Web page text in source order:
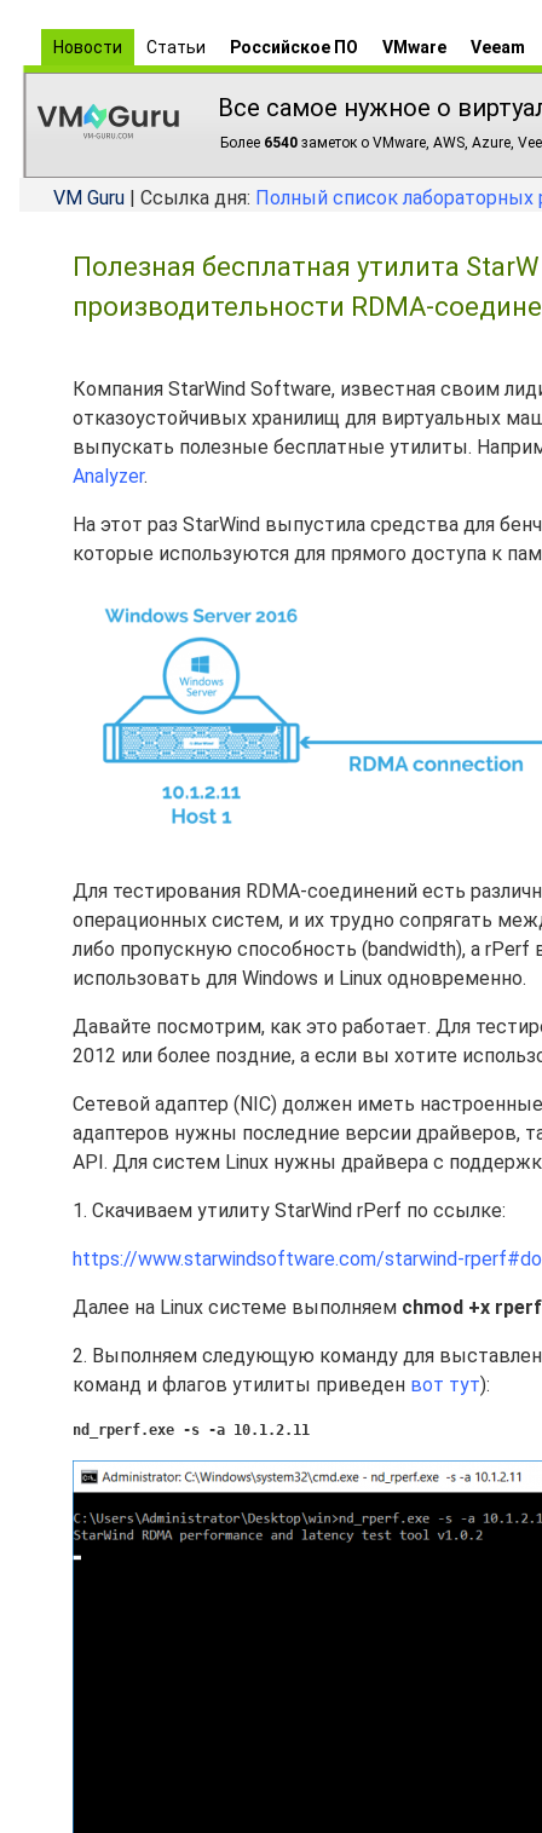
Новости Статьи Российское ПО VMware Veeam
Все самое нужное о
Более 6540 заметок о VMware, AWS, Azure,
VM Guru | Ссылка дня: Полный список лабораторных
Полезная бесплатная утилита
производительности RDMA-
Компания StarWind Software, известная своим
отказоустойчивых хранилищ для виртуальных
выпускать полезные бесплатные утилиты.
Analyzer.
На этот раз StarWind выпустила средства для
которые используются для прямого доступа к
Для тестирования RDMA-соединений есть
операционных систем, и их трудно сопрягать
либо пропускную способность (bandwidth), а
использовать для Windows и Linux одновременно.
Давайте посмотрим, как это работает. Для
2012 или более поздние, а если вы хотите
Сетевой адаптер (NIC) должен иметь
адаптеров нужны последние версии драйверов,
API. Для систем Linux нужны драйвера с
1. Скачиваем утилиту StarWind rPerf по ссылке:
https://www.starwindsoftware.com/starwind-
Далее на Linux системе выполняем chmod +x rperf
2. Выполняем следующую команду для
команд и флагов утилиты приведен вот тут):
nd_rperf.exe -s -a 10.1.2.11